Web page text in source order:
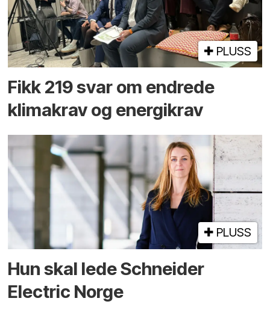
PLUSS
Fikk 219 svar om endrede
klimakrav og energikrav
PLUSS
Hun skal lede Schneider
Electric Norge